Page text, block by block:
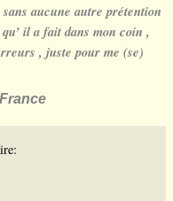
aucune autre prétention
il a fait dans mon coin ,
, juste pour me (se)